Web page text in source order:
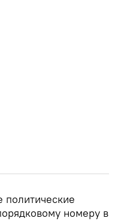
политические
номеру в